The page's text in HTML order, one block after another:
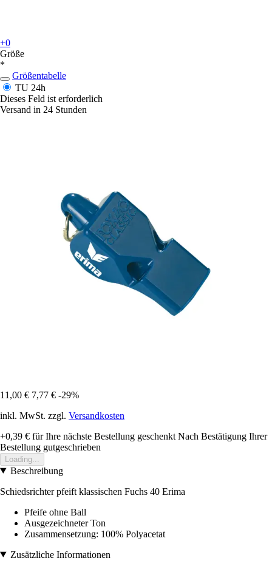
+0
Größe
*
Größentabelle
TU 24h
Dieses Feld ist erforderlich
Versand in 24 Stunden
11,00 € 7,77 € -29%
inkl. MwSt. zzgl. Versandkosten
+0,39 € für Ihre nächste Bestellung geschenkt Nach Bestätigung Ihrer
Bestellung gutgeschrieben
Loading...
Beschreibung
Schiedsrichter pfeift klassischen Fuchs 40 Erima
Pfeife ohne Ball
Ausgezeichneter Ton
Zusammensetzung: 100% Polyacetat
Zusätzliche Informationen